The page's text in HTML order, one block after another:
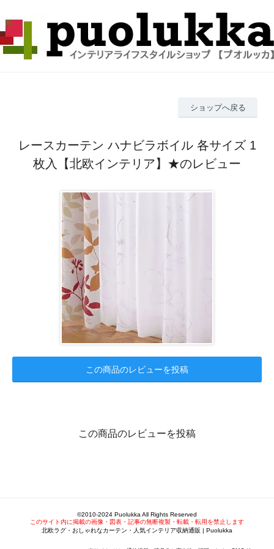
ショップへ戻る
レースカーテン ハナビラボイル 各サイズ 1
枚入【北欧インテリア】★のレビュー
この商品のレビューを投稿
この商品のレビューを投稿
©2010-2024 Puolukka All Rights Reserved
このサイト内に掲載の画像・図表・記事の無断複製・転載・転用を禁止します
北欧ラグ・おしゃれなカーテン・人気インテリア収納通販 | Puolukka